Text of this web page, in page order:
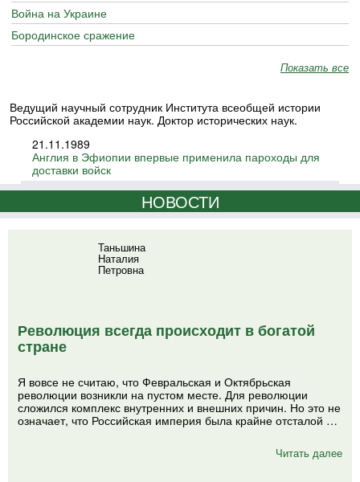
Война на Украине
Бородинское сражение
Показать все
Ведущий научный сотрудник Института всеобщей истории
Российской академии наук. Доктор исторических наук.
21.11.1989
Англия в Эфиопии впервые применила пароходы для
доставки войск
НОВОСТИ
Таньшина
Наталия
Петровна
Революция всегда происходит в богатой
стране
Я вовсе не считаю, что Февральская и Октябрьская
революции возникли на пустом месте. Для революции
сложился комплекс внутренних и внешних причин. Но это не
означает, что Российская империя была крайне отсталой …
Читать далее